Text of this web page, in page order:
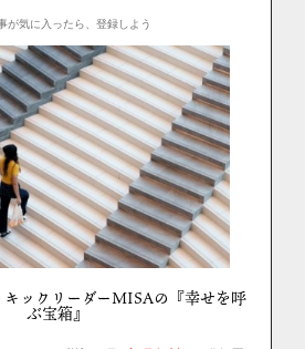
が気に入ったら、登録しよう
キックリーダーMISAの『幸せを呼
ぶ宝箱』